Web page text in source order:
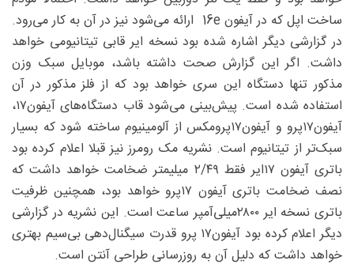
ساخت اپل که در آیفون 16e ارائه می‌شود نیز در آن به کار می‌رود.
در گزارشی دیگر اشاره شده بود نسخه ایر قابی تیتانیومی خواهد
داشت. اگر این گزارش صحت داشته باشد، موبایل سبک وزن
مذکور تنها دستگاه این سری خواهد بود که از فلز مذکور در آن
استفاده شده است. پیش‌بینی می‌شود قاب دستگاه‌های آیفون۱۷،
آیفون۱۷پرو و آیفون۱۷پرومکس از آلومینیوم ساخته شود که بسیار
سبک‌تر از تیتانیوم است. نشریه مک رومرز نیز قبلا اعلام کرده بود
باتری آیفون ۱۷ایر فقط ۴۹/‏‏۲ میلیمتر ضخامت خواهد داشت که
نصف ضخامت باتری آیفون ۱۷پرو خواهد بود، همچنین ظرفیت
باتری نسخه ایر ۲۸۰۰میلی‌آمپر ساعت است. این نشریه در گزارشی
دیگر اعلام کرده بود آیفون۱۷ پرو قدرت سیگنال‌دهی بی‌سیم بهتری
خواهد داشت که دلیل آن به روزرسانی طراحی آنتن است.